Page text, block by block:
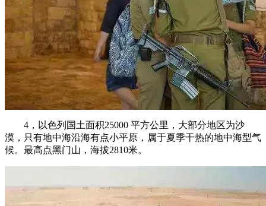
4，以色列国土面积25000 平方公里，大部分地区为沙
漠，只有地中海沿海有点小平原，属于夏季干热的地中海型气
候。最高点黑门山，海拔2810米。